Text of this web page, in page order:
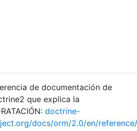
de documentación de
que explica la
doctrine-
docs/orm/2.0/en/reference/